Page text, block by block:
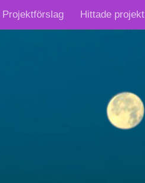
Projektförslag Hittade projekt